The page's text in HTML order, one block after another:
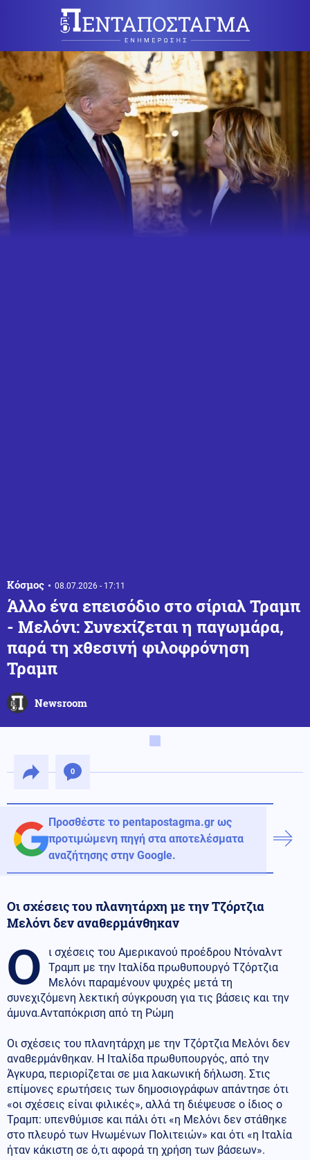
Κόσμος 08.07.2026 - 17:11
Άλλο ένα επεισόδιο στο σίριαλ Τραμπ
- Μελόνι: Συνεχίζεται η παγωμάρα,
παρά τη χθεσινή φιλοφρόνηση
Τραμπ
Newsroom
0
Προσθέστε το pentapostagma.gr ως
προτιμώμενη πηγή στα αποτελέσματα
αναζήτησης στην Google.
Οι σχέσεις του πλανητάρχη με την Τζόρτζια
Μελόνι δεν αναθερμάνθηκαν
Ο
ι σχέσεις του Αμερικανού προέδρου Ντόναλντ
Τραμπ με την Ιταλίδα πρωθυπουργό Τζόρτζια
Μελόνι παραμένουν ψυχρές μετά τη
συνεχιζόμενη λεκτική σύγκρουση για τις βάσεις και την
άμυνα.Ανταπόκριση από τη Ρώμη
Οι σχέσεις του πλανητάρχη με την Τζόρτζια Μελόνι δεν
αναθερμάνθηκαν. Η Ιταλίδα πρωθυπουργός, από την
Άγκυρα, περιορίζεται σε μια λακωνική δήλωση. Στις
επίμονες ερωτήσεις των δημοσιογράφων απάντησε ότι
«oι σχέσεις είναι φιλικές», αλλά τη διέψευσε ο ίδιος ο
Τραμπ: υπενθύμισε και πάλι ότι «η Μελόνι δεν στάθηκε
στο πλευρό των Ηνωμένων Πολιτειών» και ότι «η Ιταλία
ήταν κάκιστη σε ό,τι αφορά τη χρήση των βάσεων».